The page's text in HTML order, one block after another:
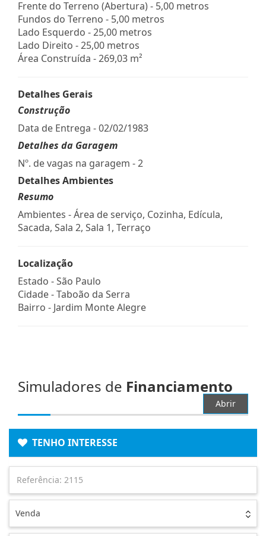
Frente do Terreno (Abertura) - 5,00 metros
Fundos do Terreno - 5,00 metros
Lado Esquerdo - 25,00 metros
Lado Direito - 25,00 metros
Área Construída - 269,03 m²
Detalhes Gerais
Construção
Data de Entrega - 02/02/1983
Detalhes da Garagem
Nº. de vagas na garagem - 2
Detalhes Ambientes
Resumo
Ambientes - Área de serviço, Cozinha, Edícula,
Sacada, Sala 2, Sala 1, Terraço
Localização
Estado -São Paulo
Cidade -Taboão da Serra
Bairro - Jardim Monte Alegre
Simuladores de Financiamento
Abrir
TENHO INTERESSE
Venda